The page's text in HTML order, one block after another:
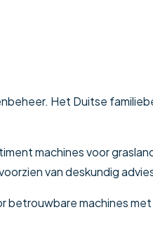
Het Duitse
machines voor
van deskundig
betrouwbare machines